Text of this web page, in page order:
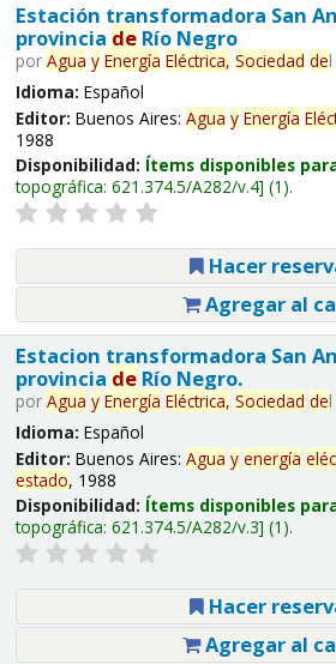
Estación transformadora San
provincia deRío Negro
por Agua y Energía Eléctrica, Sociedad del
Idioma: Español
Editor: Buenos Aires: Agua y Energía
1988
Disponibilidad: Ítems disponibles
topográfica: 621.374.5/A282/v.4 (1).
Hacer
Agregar al
Estacion transformadora San
provincia deRío Negro.
por Agua y Energía Eléctrica, Sociedad del
Idioma: Español
Editor: Buenos Aires: Agua y energía
estado, 1988
Disponibilidad: Ítems disponibles
topográfica: 621.374.5/A282/v.3 (1).
Hacer
Agregar al